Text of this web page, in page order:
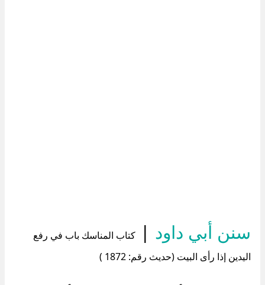
سنن أبي داود |
كتاب المناسك باب في رفع
اليدين إذا رأى البيت (حديث رقم: 1872 )